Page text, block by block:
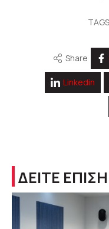
TAGS
Share
Linkedin
ΔΕΙΤΕ